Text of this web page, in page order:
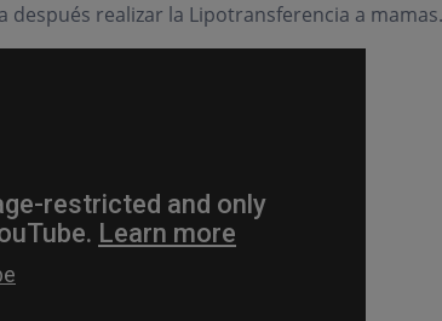
realizar la Lipotransferencia a mamas.